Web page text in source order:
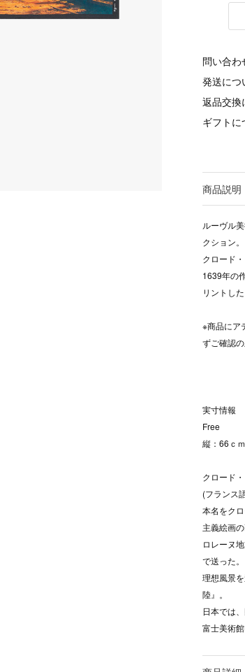
問い合わ
発送につ
返品交換
ギフトに
商品説明
ルーヴル
クション。
クロード
1639年の
リントした
※商品にア
ずご確認
実寸情報
Free
縦：66ｃ
クロード
(フランス
本名をク
主義絵画の
ロレーヌ
で送った。
理想風景
陸』。
日本では
富士美術